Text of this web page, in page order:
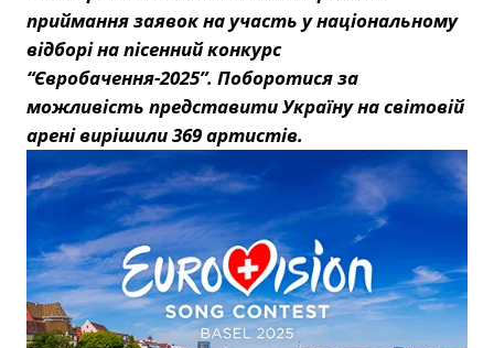
приймання заявок на участь у національному
відборі на пісенний конкурс
“Євробачення-2025”. Поборотися за
можливість представити Україну на світовій
арені вирішили 369 артистів.